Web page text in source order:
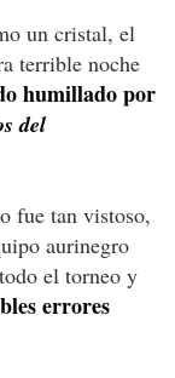
un cristal, el
terrible noche
humillado por
del
fue tan vistoso,
aurinegro
el torneo y
errores